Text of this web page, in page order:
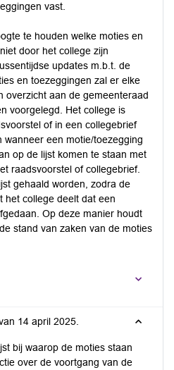
vast.
te houden welke moties en
door het college zijn
updates m.b.t. de
en toezeggingen zal er elke
overzicht aan de gemeenteraad
voorgelegd. Het college is
of in een collegebrief
wanneer een motie/toezegging
op de lijst komen te staan met
raadsvoorstel of collegebrief.
gehaald worden, zodra de
het college deelt dat een
Op deze manier houdt
stand van zaken van de moties
14 april 2025.
bij waarop de moties staan
over de voortgang van de